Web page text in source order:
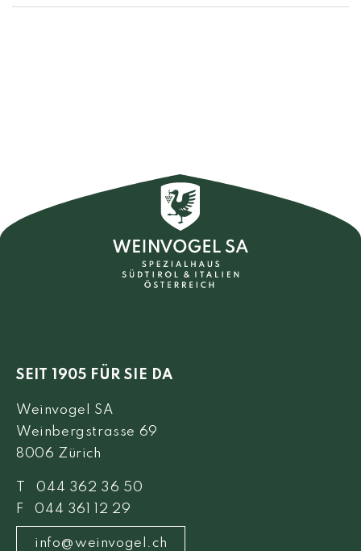
SEIT 1905 FÜR SIE DA
Weinvogel SA
Weinbergstrasse 69
8006 Zürich
T 044 362 36 50
F 044 361 12 29
info@weinvogel.ch